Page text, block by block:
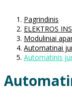
Pagrindinis
ELEKTROS
Moduliniai
Automatinai
Automatinis